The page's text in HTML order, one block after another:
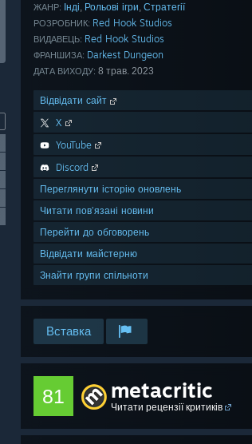
ЖАНР: Інді, Рольові ігри, Стратегії
РОЗРОБНИК: Red Hook Studios
ВИДАВЕЦЬ: Red Hook Studios
ФРАНШИЗА: Darkest Dungeon
ДАТА ВИХОДУ: 8 трав. 2023
Відвідати сайт
X
YouTube
Discord
Переглянути історію оновлень
Читати пов’язані новини
Перейти до обговорень
Відвідати майстерню
Знайти групи спільноти
Вставка
81 metacritic
Читати рецензії критиків